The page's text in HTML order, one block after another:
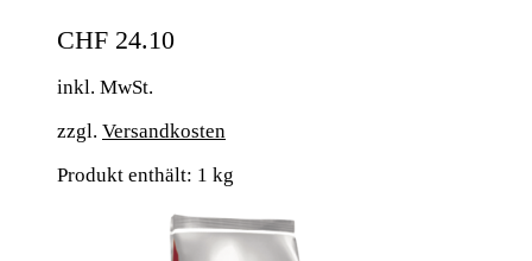
CHF 24.10
inkl. MwSt.
zzgl. Versandkosten
Produkt enthält: 1 kg